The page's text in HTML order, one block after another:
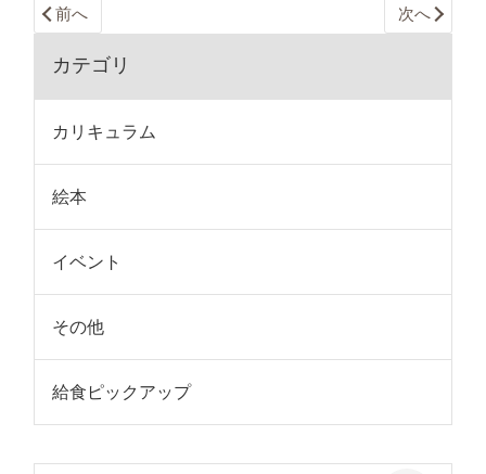
前へ 次へ
カテゴリ
カリキュラム
絵本
イベント
その他
給食ピックアップ